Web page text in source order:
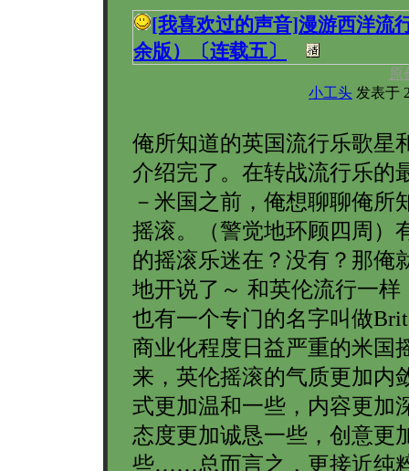
[我喜欢过的声音]漫游西洋流
余版）〔连载五〕
原
小工头 发表于
俺所知道的英国流行乐歌星
介绍完了。在转战流行乐的
－米国之前，俺想聊聊俺所
摇滚。（警觉地环顾四周）
的摇滚乐迷在？没有？那俺
地开说了～ 和英伦流行一样
也有一个专门的名字叫做
商业化程度日益严重的米国
来，英伦摇滚的气质更加内
式更加温和一些，内容更加
态度更加诚恳一些，创意更
些……总而言之，更接近纯